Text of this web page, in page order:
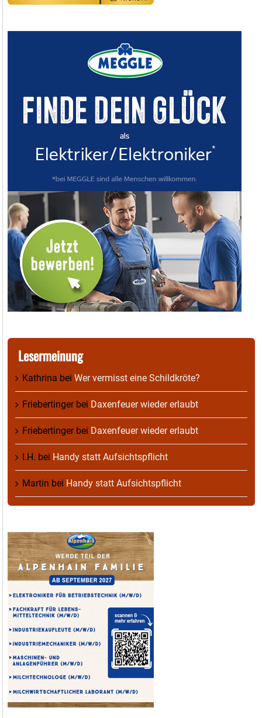
Lesermeinung
Kathrina bei Wer vermisst eine Schildkröte?
Friebertingerbei Daxenfeuer wieder erlaubt
Friebertingerbei Daxenfeuer wieder erlaubt
I.H. bei Handy statt Aufsichtspflicht
Martin bei Handy statt Aufsichtspflicht